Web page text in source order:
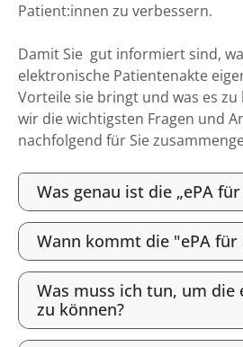
Patient:innen zu verbessern.
Damit Sie gut informiert sind,
elektronische Patientenakte
Vorteile sie bringt und was es
wir die wichtigsten Fragen und
nachfolgend für Sie
Was genau ist die „ePA für
Wann kommt die "ePA für
Was muss ich tun, um die
zu können?